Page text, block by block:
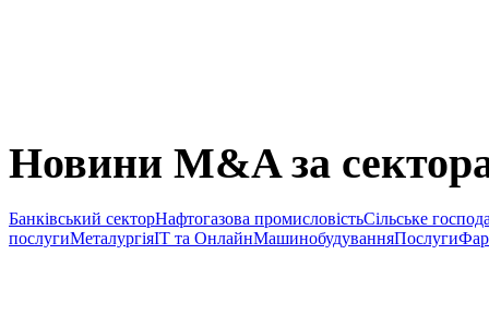
Новини M&A за
Банківський секторНафтогазова промисловістьСільське
послугиМеталургіяIT та ОнлайнМашинобудуванняПослуги